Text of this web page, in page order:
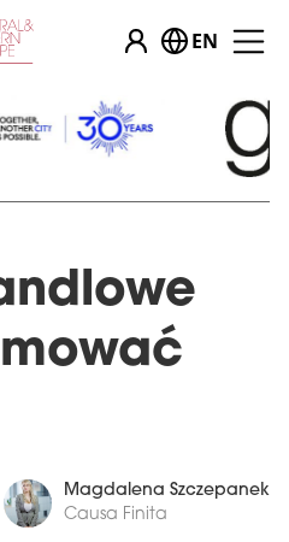
EN
Magdalena Szczepanek
Causa Finita